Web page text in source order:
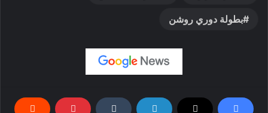
بطولة دوري روشن